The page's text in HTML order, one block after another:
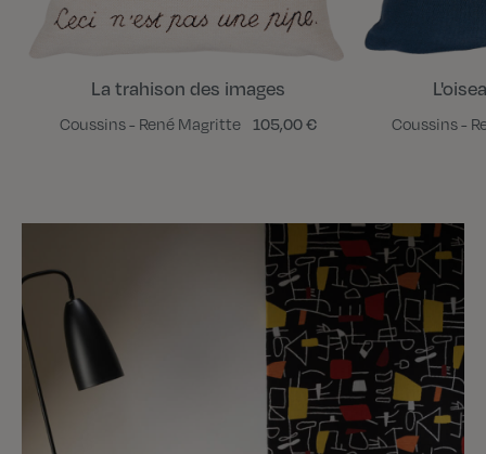
La trahison des images
Coussins - René Magritte 105,00 € Coussins -